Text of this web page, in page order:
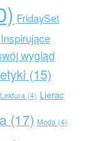
FridaySet
Inspirujące
wygląd
(15)
Lektura(4) Lierac
(17) Moda(4)